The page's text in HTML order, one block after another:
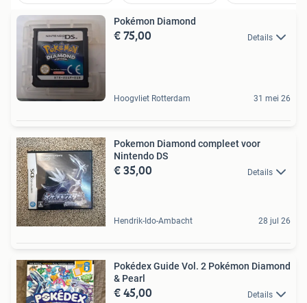
Pokémon Diamond
€ 75,00 Details
Hoogvliet Rotterdam 31 mei 26
Pokemon Diamond compleet voor
Nintendo DS
€ 35,00 Details
Hendrik-Ido-Ambacht 28 jul 26
Pokédex Guide Vol. 2 Pokémon Diamond
& Pearl
€ 45,00 Details